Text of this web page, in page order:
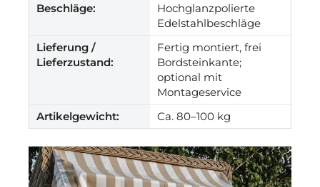
Beschläge:
Hochglanzpolierte
Edelstahlbeschläge
Lieferung /
Lieferzustand:
Fertig montiert, frei
Bordsteinkante;
optional mit
Montageservice
Artikelgewicht:
Ca. 80–100 kg